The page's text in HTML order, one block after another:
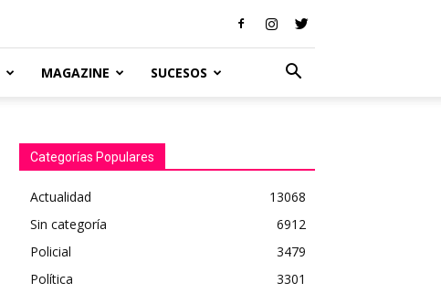
MAGAZINE SUCESOS
Categorías Populares
Actualidad
13068
Sin categoría
6912
Policial
3479
Política
3301